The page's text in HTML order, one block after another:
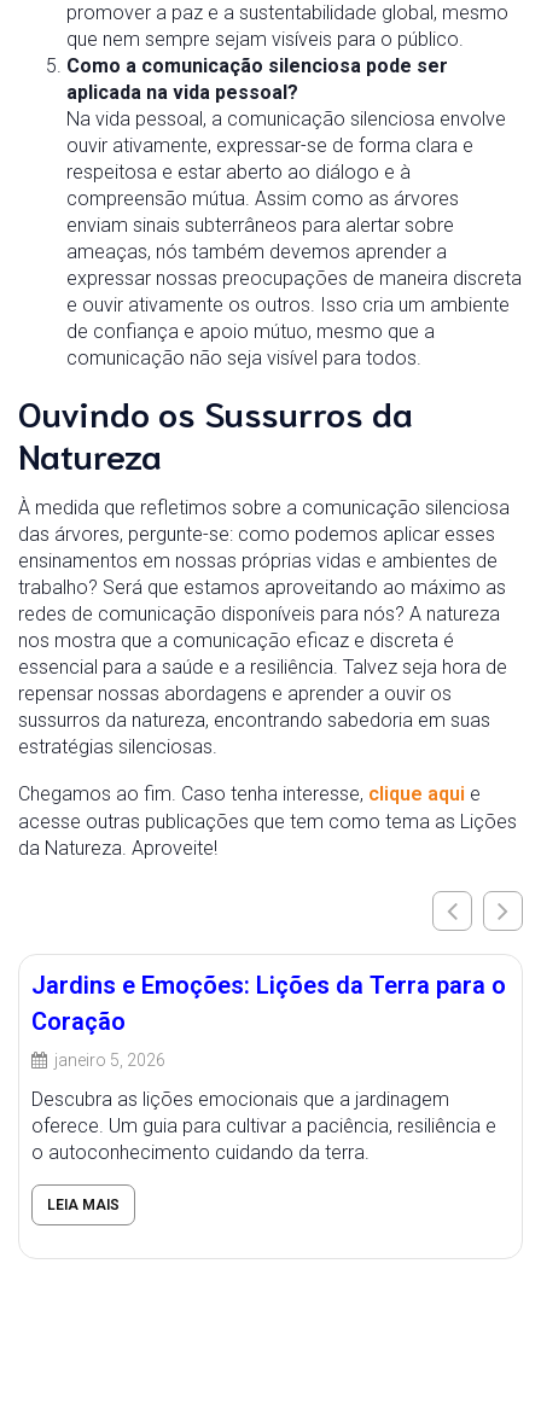
promover a paz e a sustentabilidade global, mesmo
que nem sempre sejam visíveis para o público.
Como a comunicação silenciosa pode ser
aplicada na vida pessoal?
Na vida pessoal, a comunicação silenciosa envolve
ouvir ativamente, expressar-se de forma clara e
respeitosa e estar aberto ao diálogo e à
compreensão mútua. Assim como as árvores
enviam sinais subterrâneos para alertar sobre
ameaças, nós também devemos aprender a
expressar nossas preocupações de maneira discreta
e ouvir ativamente os outros. Isso cria um ambiente
de confiança e apoio mútuo, mesmo que a
comunicação não seja visível para todos.
Ouvindo os Sussurros da
Natureza
À medida que refletimos sobre a comunicação silenciosa
das árvores, pergunte-se: como podemos aplicar esses
ensinamentos em nossas próprias vidas e ambientes de
trabalho? Será que estamos aproveitando ao máximo as
redes de comunicação disponíveis para nós? A natureza
nos mostra que a comunicação eficaz e discreta é
essencial para a saúde e a resiliência. Talvez seja hora de
repensar nossas abordagens e aprender a ouvir os
sussurros da natureza, encontrando sabedoria em suas
estratégias silenciosas.
Chegamos ao fim. Caso tenha interesse, clique aqui e
acesse outras publicações que tem como tema as Lições
da Natureza. Aproveite!
Jardins e Emoções: Lições da Terra para o
Coração
janeiro 5, 2026
Descubra as lições emocionais que a jardinagem
oferece. Um guia para cultivar a paciência, resiliência e
o autoconhecimento cuidando da terra.
LEIA MAIS